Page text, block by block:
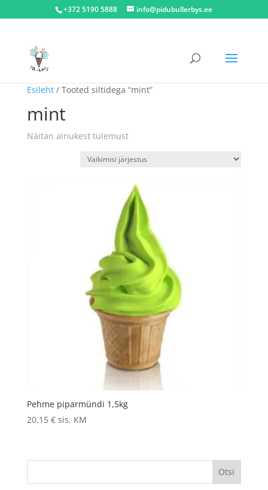
+372 5190 5888 info@pidubullerbys.ee
Esileht/ Tooted siltidega “mint”
mint
Näitan ainukest tulemust
Pehme piparmündi 1,5kg
20,15 € sis. KM
Otsi